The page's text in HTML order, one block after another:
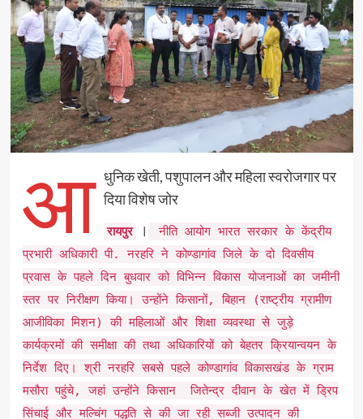
आ धुनिक खेती, पशुपालन और महिला स्वरोजगार पर
दिया विशेष जोर
रायपुर ।
नीति आयोग भारत सरकार के केंद्रीय
प्रभारी अधिकारी पी. नरहरि ने कोण्डागांव जिले के दो दिवसीय
प्रवास के पहले दिन बुधवार को विभिन्न विकास योजनाओं का जमीनी
स्तर पर निरीक्षण किया। उन्होंने किसानों, बिहान (राष्ट्रीय ग्रामीण
आजीविका मिशन) की महिलाओं और शिक्षा व्यवस्था से जुड़े
कार्यक्रमों की समीक्षा की तथा अधिकारियों को बेहतर क्रियान्वयन के
निर्देश दिए। श्री नरहरि सबसे पहले कोण्डागांव विकासखंड के ग्राम
मसौरा पहुंचे, जहां उन्होंने किसान जितेन्द्र दीवान के खेत में ड्रिप
सिंचाई और मल्चिंग पद्धति से की जा रही सब्जी उत्पादन की